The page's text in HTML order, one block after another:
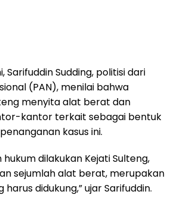
Sarifuddin Sudding, politisi dari
(PAN), menilai bahwa
menyita alat berat dan
kantor terkait sebagai bentuk
kasus ini.
dilakukan Kejati Sulteng,
sejumlah alat berat, merupakan
didukung,” ujar Sarifuddin.